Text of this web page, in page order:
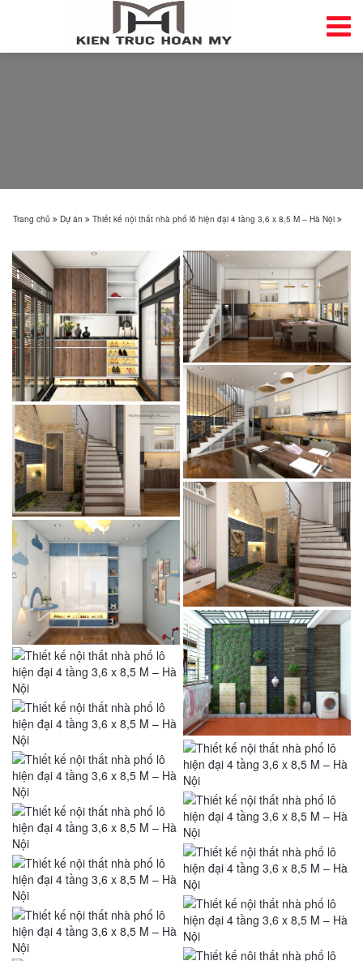
Trang chủ Dự án Thiết kế nội thất nhà phố lô hiện đại 4 tầng 3,6 x 8,5 M – Hà Nội